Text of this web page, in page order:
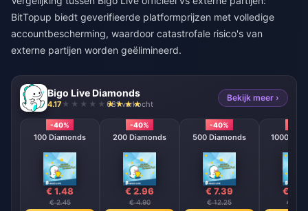
BitTopup biedt geverifieerde platformprijzen met volledige
accountbescherming, waardoor catastrofale risico's van
externe partijen worden geëlimineerd.
Bigo Live Diamonds
4.17 681 verkocht
Bekijk meer ›
-40%
100 Diamonds
€ 1.48
€ 2.45
-40%
200 Diamonds
€ 2.96
€ 4.90
-40%
500 Diamonds
€ 7.39
€ 12.25
1000
€
€